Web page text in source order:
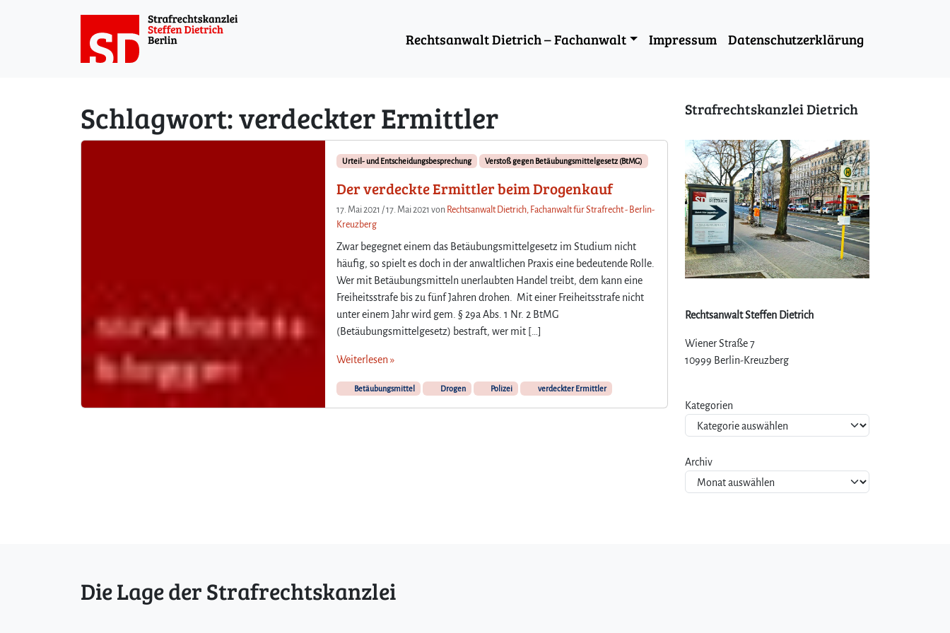
Rechtsanwalt Dietrich – Fachanwalt Impressum Datenschutzerklärung
Schlagwort:verdeckter Ermittler
Urteil- und Entscheidungsbesprechung Verstoß gegen Betäubungsmittelgesetz (BtMG)
Der verdeckte Ermittler beim Drogenkauf
17. Mai 2021 /17. Mai 2021 von Rechtsanwalt Dietrich, Fachanwalt für Strafrecht - Berlin-
Kreuzberg
Zwar begegnet einem das Betäubungsmittelgesetz im Studium nicht
häufig, so spielt es doch in der anwaltlichen Praxis eine bedeutende Rolle.
Wer mit Betäubungsmitteln unerlaubten Handel treibt, dem kann eine
Freiheitsstrafe bis zu fünf Jahren drohen. Mit einer Freiheitsstrafe nicht
unter einem Jahr wird gem. § 29a Abs. 1 Nr. 2 BtMG
(Betäubungsmittelgesetz) bestraft, wer mit […]
Weiterlesen »
Betäubungsmittel Drogen Polizei verdeckter Ermittler
Strafrechtskanzlei Dietrich
Rechtsanwalt Steffen Dietrich
Wiener Straße 7
10999 Berlin-Kreuzberg
Kategorien
Archiv
Die Lage der Strafrechtskanzlei